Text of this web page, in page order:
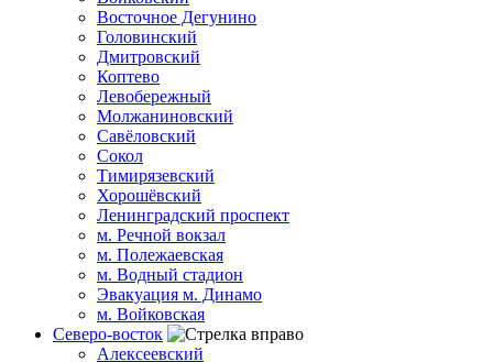
Восточное Дегунино
Головинский
Дмитровский
Коптево
Левобережный
Молжаниновский
Савёловский
Сокол
Тимирязевский
Хорошёвский
Ленинградский проспект
м. Речной вокзал
м. Полежаевская
м. Водный стадион
Эвакуация м. Динамо
м. Войковская
Северо-восток
Алексеевский